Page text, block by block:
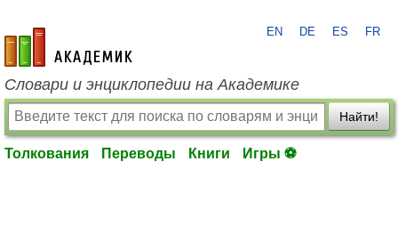
academic.ru
EN DE ES FR
Словари и энциклопедии на Академике
Найти!
Толкования Переводы Книги Игры ⚽